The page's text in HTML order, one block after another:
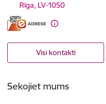
Rīga, LV-1050
Visi kontakti
Sekojiet mums